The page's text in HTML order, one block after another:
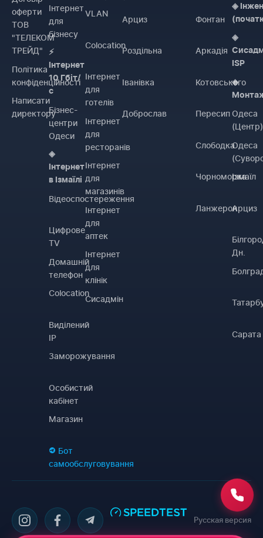
оферти
ТОВ
"ТЕЛЕКОМ
ТРЕЙД"
Політика
конфіденційності
Написати
директору
Інтернет
для
бізнесу
⚡
Інтернет
10 Гбіт/
с
Бізнес-
центри
Одеси
◈
Інтернет
в Ізмаїлі
Відеоспостереження
Цифрове
TV
Домашній
телефон
Colocation
Виділений
IP
Заморожування
Особистий
кабінет
Магазин
Бот
самообслуговування
VLAN
Colocation
Інтернет
для
готелів
Інтернет
для
ресторанів
Інтернет
для
магазинів
Інтернет
для
аптек
Інтернет
для
клінік
Сисадмін
Арциз
Роздільна
Іванівка
Доброслав
Фонтан
Аркадія
Котовського
Пересип
Слободка
Чорноморка
Ланжерон
◈
◈
ISP
◈
Одеса
(Центр)
Одеса
Ізмаїл
Арциз
Дн.
Сарата
Русская версия